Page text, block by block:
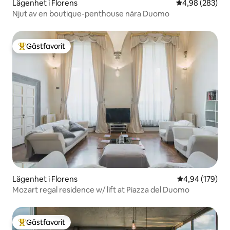
Lägenhet i Florens 4,98 av 5 i
4,98 (283)
Njut av en boutique-penthouse nära Duomo
Populär gästfavorit
Gästfavorit
Lägenhet i Florens 4,94 av 5 i
4,94 (179)
Mozart regal residence w/ lift at Piazza del Duomo
Populär gästfavorit
Gästfavorit